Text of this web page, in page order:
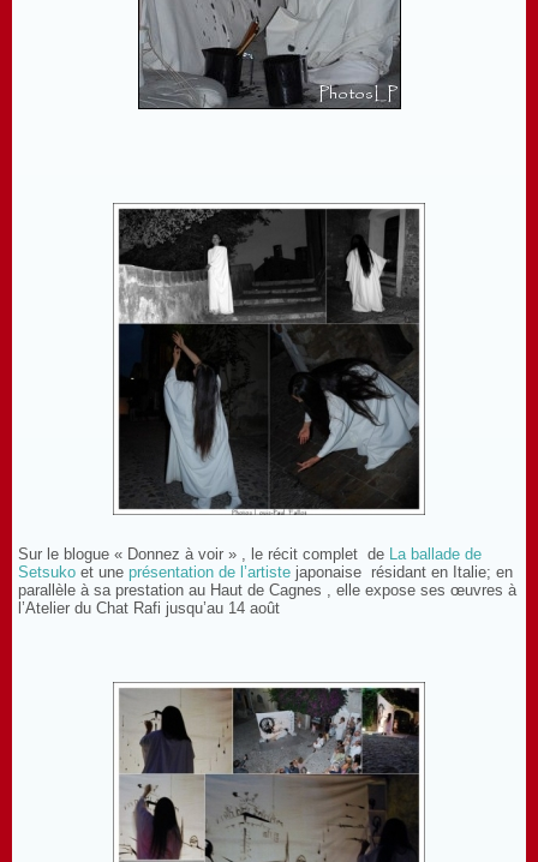
Sur le blogue « Donnez à voir » , le récit complet de La ballade de
Setsuko et une présentation de l’artiste japonaise résidant en Italie; en
parallèle à sa prestation au Haut de Cagnes , elle expose ses œuvres à
l’Atelier du Chat Rafi jusqu’au 14 août